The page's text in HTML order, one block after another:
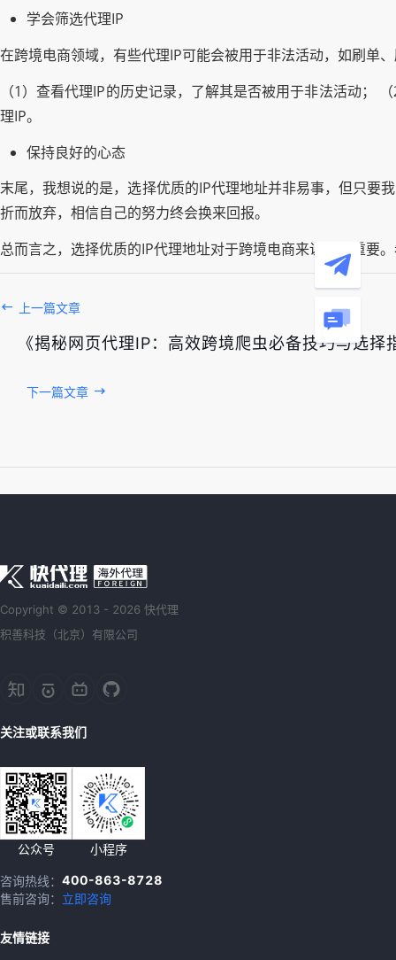
学会筛选代理IP
在跨境电商领域，有些代理IP可能会被用于非法活动，如刷单
（1）查看代理IP的历史记录，了解其是否被用于非法活动；
理IP。
保持良好的心态
末尾，我想说的是，选择优质的IP代理地址并非易事，但只要
折而放弃，相信自己的努力终会换来回报。
总而言之，选择优质的IP代理地址对于跨境电商来说至关重要
上一篇文章
《揭秘网页代理IP：高效跨境爬虫必备技巧与选择
下一篇文章
Copyright © 2013 - 2026 快代理
积善科技（北京）有限公司
关注或联系我们
公众号 小程序
咨询热线： 400-863-8728
售前咨询： 立即咨询
友情链接